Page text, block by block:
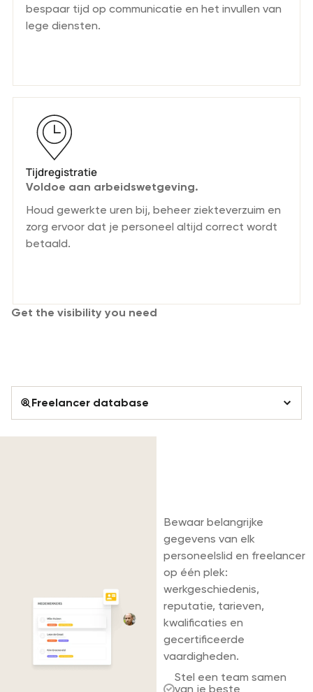
bespaar tijd op communicatie en het invullen van
lege diensten.
Tijdregistratie
Voldoe aan arbeidswetgeving.
Houd gewerkte uren bij, beheer ziekteverzuim en
zorg ervoor dat je personeel altijd correct wordt
betaald.
Get the visibility you need
Freelancer database
Freelancer database
Bewaar belangrijke
gegevens van elk
personeelslid en freelancer
op één plek:
werkgeschiedenis,
reputatie, tarieven,
kwalificaties en
gecertificeerde
vaardigheden.
Stel een team samen
van je beste